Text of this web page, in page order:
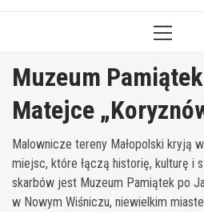
PRIMARY
Muzeum
Matejce
Malownicze tereny Małopolski kryją
miejsc, które łączą historię, kulturę i
skarbów jest Muzeum Pamiątek po
w Nowym Wiśniczu, niewielkim